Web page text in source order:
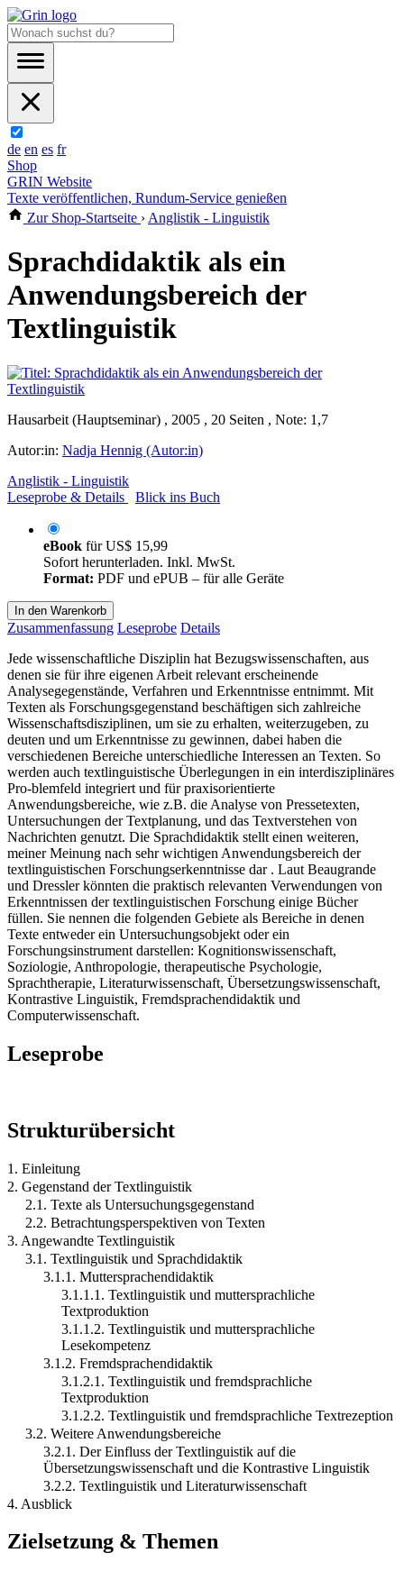
de en es fr
Shop
GRIN Website
Texte veröffentlichen, Rundum-Service genießen
Zur Shop-Startseite › Anglistik - Linguistik
Sprachdidaktik als ein
Anwendungsbereich der
Textlinguistik
Hausarbeit (Hauptseminar) , 2005 , 20 Seiten , Note: 1,7
Autor:in: Nadja Hennig (Autor:in)
Anglistik - Linguistik
Leseprobe & Details
Blick ins Buch
eBook fürUS$ 15,99
Sofort herunterladen. Inkl. MwSt.
Format: PDF und ePUB – für alle Geräte
In den Warenkorb
Zusammenfassung Leseprobe Details
Jede wissenschaftliche Disziplin hat Bezugswissenschaften, aus
denen sie für ihre eigenen Arbeit relevant erscheinende
Analysegegenstände, Verfahren und Erkenntnisse entnimmt. Mit
Texten als Forschungsgegenstand beschäftigen sich zahlreiche
Wissenschaftsdisziplinen, um sie zu erhalten, weiterzugeben, zu
deuten und um Erkenntnisse zu gewinnen, dabei haben die
verschiedenen Bereiche unterschiedliche Interessen an Texten. So
werden auch textlinguistische Überlegungen in ein interdisziplinäres
Pro-blemfeld integriert und für praxisorientierte
Anwendungsbereiche, wie z.B. die Analyse von Pressetexten,
Untersuchungen der Textplanung, und das Textverstehen von
Nachrichten genutzt. Die Sprachdidaktik stellt einen weiteren,
meiner Meinung nach sehr wichtigen Anwendungsbereich der
textlinguistischen Forschungserkenntnisse dar . Laut Beaugrande
und Dressler könnten die praktisch relevanten Verwendungen von
Erkenntnissen der textlinguistischen Forschung einige Bücher
füllen. Sie nennen die folgenden Gebiete als Bereiche in denen
Texte entweder ein Untersuchungsobjekt oder ein
Forschungsinstrument darstellen: Kognitionswissenschaft,
Soziologie, Anthropologie, therapeutische Psychologie,
Sprachtherapie, Literaturwissenschaft, Übersetzungswissenschaft,
Kontrastive Linguistik, Fremdsprachendidaktik und
Computerwissenschaft.
Leseprobe
Strukturübersicht
1. Einleitung
2. Gegenstand der Textlinguistik
2.1. Texte als Untersuchungsgegenstand
2.2. Betrachtungsperspektiven von Texten
3. Angewandte Textlinguistik
3.1. Textlinguistik und Sprachdidaktik
3.1.1. Muttersprachendidaktik
3.1.1.1. Textlinguistik und muttersprachliche
Textproduktion
3.1.1.2. Textlinguistik und muttersprachliche
Lesekompetenz
3.1.2. Fremdsprachendidaktik
3.1.2.1. Textlinguistik und fremdsprachliche
Textproduktion
3.1.2.2. Textlinguistik und fremdsprachliche Textrezeption
3.2. Weitere Anwendungsbereiche
3.2.1. Der Einfluss der Textlinguistik auf die
Übersetzungswissenschaft und die Kontrastive Linguistik
3.2.2. Textlinguistik und Literaturwissenschaft
4. Ausblick
Zielsetzung & Themen